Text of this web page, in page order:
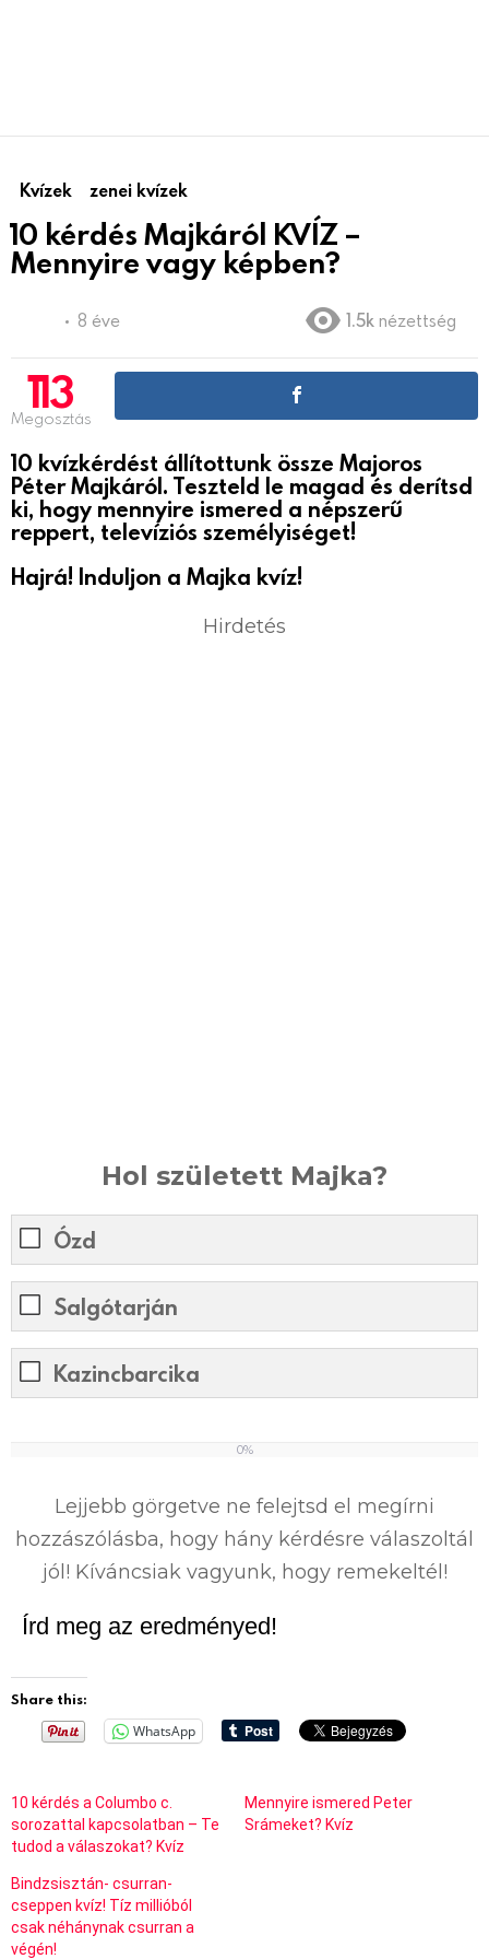
Kvízek zenei kvízek
10 kérdés Majkáról KVÍZ –
Mennyire vagy képben?
8 éve 1.5k nézettség
113
Megosztás
10 kvízkérdést állítottunk össze Majoros
Péter Majkáról. Teszteld le magad és derítsd
ki, hogy mennyire ismered a népszerű
reppert, televíziós személyiséget!
Hajrá! Induljon a Majka kvíz!
Hirdetés
Hol született Majka?
Ózd
Salgótarján
Kazincbarcika
0%
Lejjebb görgetve ne felejtsd el megírni
hozzászólásba, hogy hány kérdésre válaszoltál
jól! Kíváncsiak vagyunk, hogy remekeltél!
Írd meg az eredményed!
Share this:
WhatsApp
10 kérdés a Columbo c.
sorozattal kapcsolatban – Te
tudod a válaszokat? Kvíz
Mennyire ismered Peter
Srámeket? Kvíz
Bindzsisztán- csurran-
cseppen kvíz! Tíz millióból
csak néhánynak csurran a
végén!